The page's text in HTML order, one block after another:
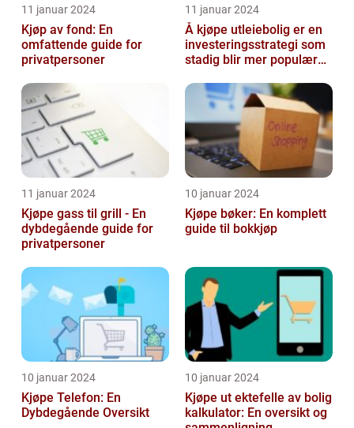
11 januar 2024
Kjøp av fond: En
omfattende guide for
privatpersoner
11 januar 2024
Å kjøpe utleiebolig er en
investeringsstrategi som
stadig blir mer populær
11 januar 2024
Kjøpe gass til grill - En
dybdegående guide for
privatpersoner
10 januar 2024
Kjøpe bøker: En komplett
guide til bokkjøp
10 januar 2024
Kjøpe Telefon: En
Dybdegående Oversikt
10 januar 2024
Kjøpe ut ektefelle av bolig
kalkulator: En oversikt og